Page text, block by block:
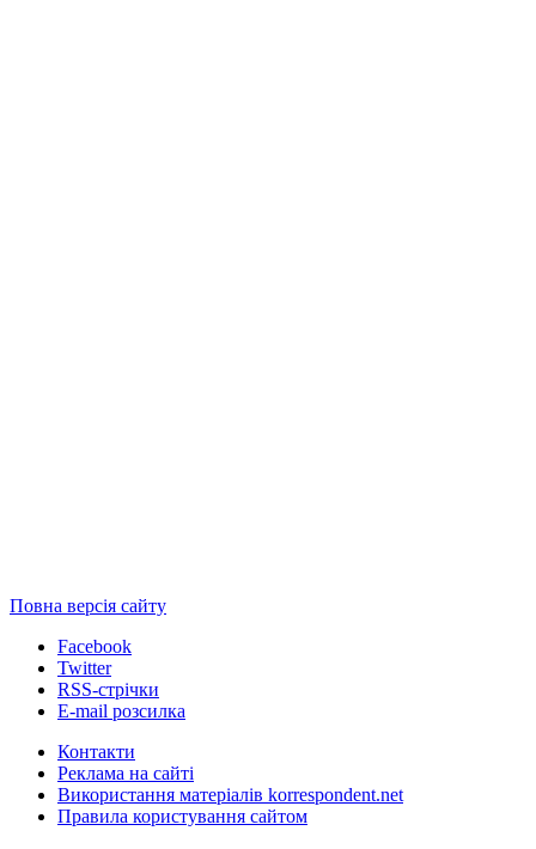
Повна версія сайту
Facebook
Twitter
RSS-стрічки
E-mail розсилка
Контакти
Реклама на сайті
Використання матеріалів korrespondent.net
Правила користування сайтом